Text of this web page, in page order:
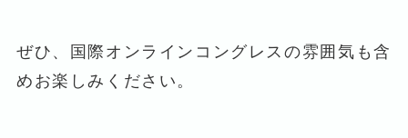
ぜひ、国際オンラインコングレスの雰囲気も含
めお楽しみください。